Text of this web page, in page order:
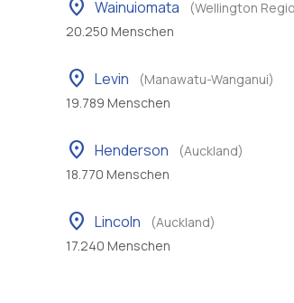
location_on Wainuiomata
(Wellington
20.250 Menschen
location_on Levin
(Manawatu-Wanganui)
19.789 Menschen
location_on Henderson
(Auckland)
18.770 Menschen
location_on Lincoln
(Auckland)
17.240 Menschen